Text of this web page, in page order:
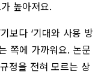
높아져요.
보다 ‘기대와 사용 방
쪽에 가까워요. 논문
정을 전혀 모르는 상